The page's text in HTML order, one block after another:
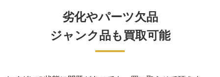
劣化やパーツ欠品
ジャンク品も買取可能